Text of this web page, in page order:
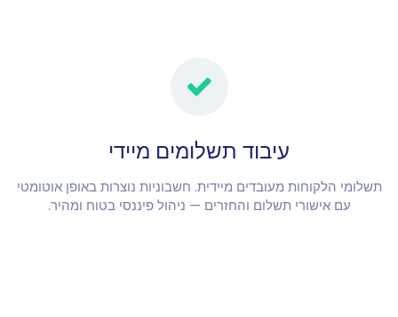
עיבוד תשלומים מיידי
תשלומי הלקוחות מעובדים מיידית. חשבוניות נוצרות באופן אוטומטי
עם אישורי תשלום והחזרים — ניהול פיננסי בטוח ומהיר.